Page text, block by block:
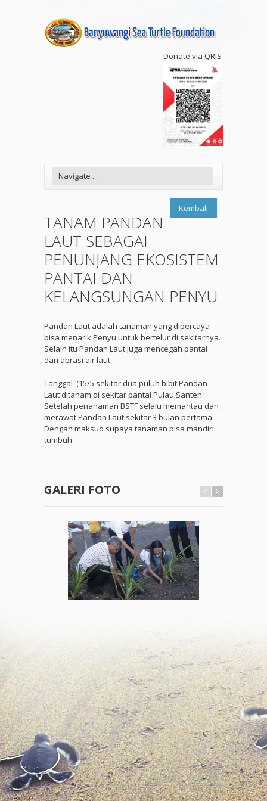
Donate via QRIS
Kembali
TANAM PANDAN
LAUT SEBAGAI
PENUNJANG EKOSISTEM
PANTAI DAN
KELANGSUNGAN PENYU
Pandan Laut adalah tanaman yang dipercaya
bisa menarik Penyu untuk bertelur di sekitarnya.
Selain itu Pandan Laut juga mencegah pantai
dari abrasi air laut.
Tanggal (15/5 sekitar dua puluh bibit Pandan
Laut ditanam di sekitar pantai Pulau Santen.
Setelah penanaman BSTF selalu memantau dan
merawat Pandan Laut sekitar 3 bulan pertama.
Dengan maksud supaya tanaman bisa mandiri
tumbuh.
GALERI FOTO